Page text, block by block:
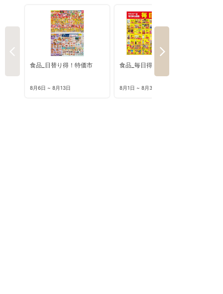
食品_日替り得！特価市
8月6日 ~ 8月13日
食品_毎日得だ値8月
8月1日 ~ 8月31日